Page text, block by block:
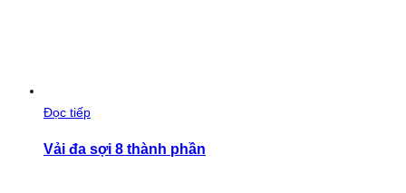
Đọc tiếp
Vải đa sợi 8 thành phần